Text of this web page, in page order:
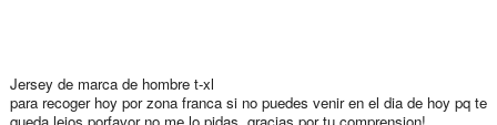
Jersey de marca de hombre t-xl
para recoger hoy por zona franca si no puedes venir en el dia de hoy pq te